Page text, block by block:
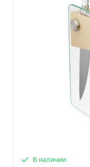
В наличии